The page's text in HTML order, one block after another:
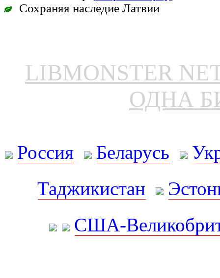
Сохраняя наследие Латвии
LIBMONSTER
ОДНА
Россия Беларусь
Таджикистан
США-